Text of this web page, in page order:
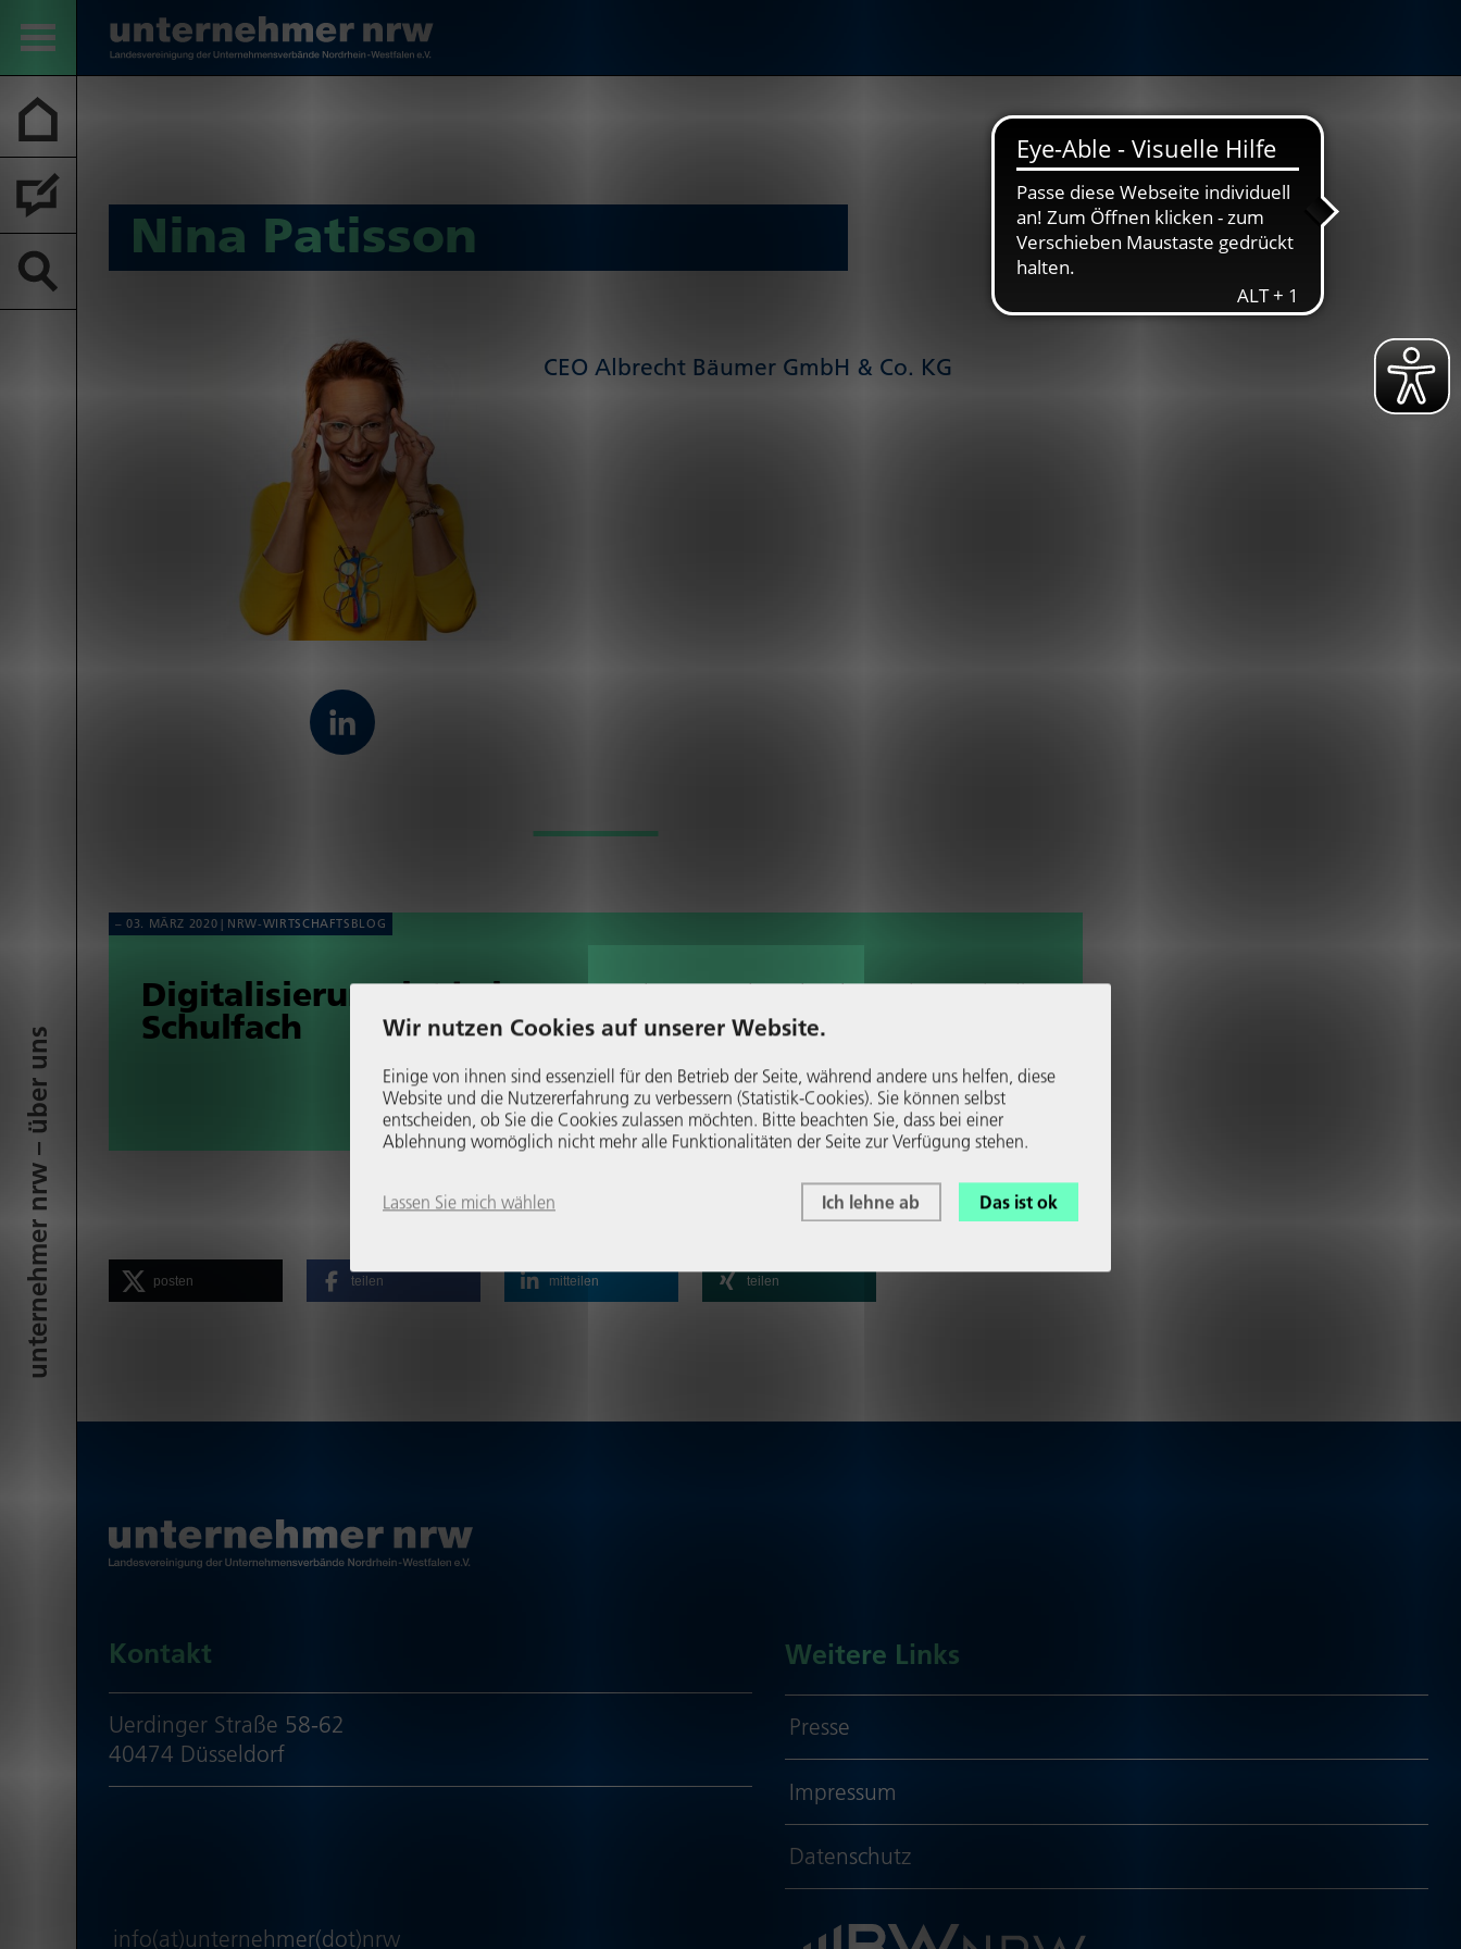
unter­neh­mer nrw – über uns
Nina Patisson
CEO Albrecht Bäumer GmbH & Co. KG
03. MÄRZ 2020 NRW-WIRT­SCHAFTS­BLOG
Digi­ta­li­sie­rung ist kein
Schulfach
Die Unter­neh­me­rin Nina Patisson schreibt
im NRW-Wirt­schafts­blog über Her­aus­for­
Wei­ter­le­sen
teilen mitteilen teilen
Kontakt
Uerdinger Straße 58-62
40474 Düsseldorf
info(at)unternehmer(dot)nrw
Weitere Links
Presse
Impressum
Daten­schutz
Wir nutzen Cookies auf unserer Website.
Einige von ihnen sind essenziell für den Betrieb der Seite, während andere uns helfen, diese
Website und die Nutzer­er­fah­rung zu verbessern (Statistik-Cookies). Sie können selbst
entscheiden, ob Sie die Cookies zulassen möchten. Bitte beachten Sie, dass bei einer
Ablehnung womöglich nicht mehr alle Funk­tio­na­li­täten der Seite zur Verfügung stehen.
Lassen Sie mich wählen Ich lehne ab Das ist ok